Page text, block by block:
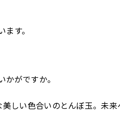
す。
がですか。
しい色合いのとんぼ玉。未